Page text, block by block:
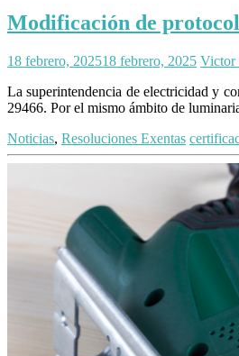
Modificación de
18 febrero, 202518 febrero, 2025 Victor
La superintendencia de electricidad y
29466. Por el mismo ámbito de
Noticias, Resoluciones Exentas